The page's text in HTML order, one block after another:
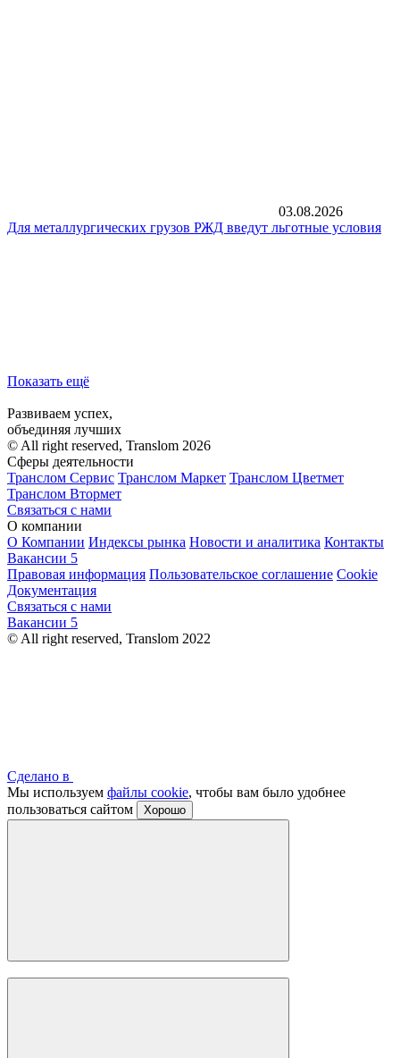
03.08.2026
Для металлургических грузов РЖД введут льготные условия
Показать ещё
Развиваем успех,
объединяя лучших
© All right reserved, Translom 2026
Сферы деятельности
Транслом Сервис Транслом Маркет Транслом Цветмет
Транслом Втормет
Связаться с нами
О компании
О Компании Индексы рынка Новости и аналитика Контакты
Вакансии 5
Правовая информация Пользовательское соглашение Cookie
Документация
Связаться с нами
Вакансии 5
© All right reserved, Translom 2022
Сделано в
Мы используем файлы cookie, чтобы вам было удобнее
пользоваться сайтом
Хорошо